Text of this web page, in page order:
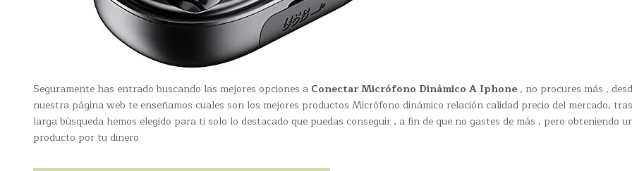
Seguramente has entrado buscando las mejores opciones a Conectar Micrófono Dinámico A Iphone , no procures más ,
nuestra página web te enseñamos cuales son los mejores productos Micrófono dinámico relación calidad precio del mercado,
larga búsqueda hemos elegido para ti solo lo destacado que puedas conseguir , a fin de que no gastes de más , pero obteniendo
producto por tu dinero.